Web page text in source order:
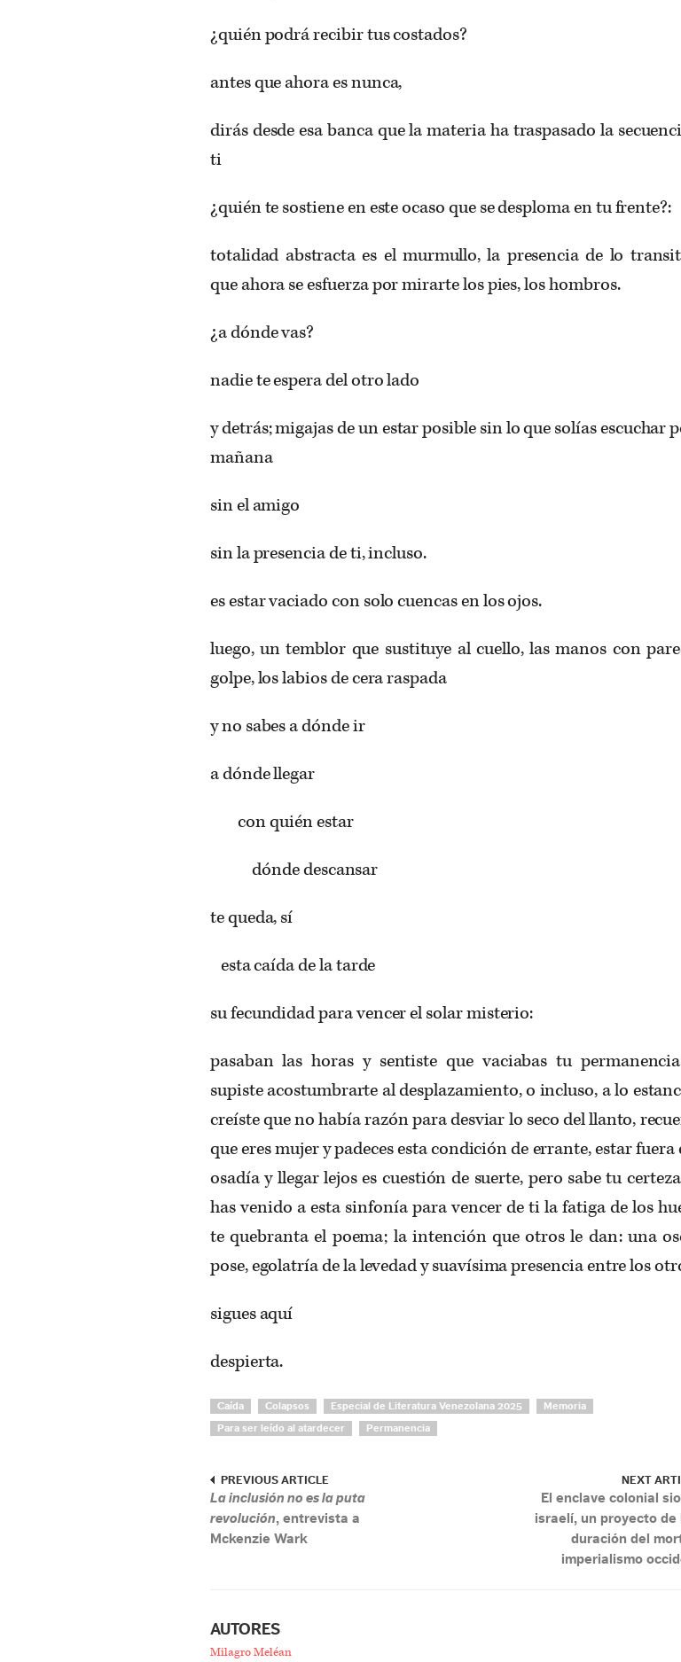
¿quién podrá recibir tus costados?
antes que ahora es nunca,
dirás desde esa banca que la materia ha traspasado la
ti
¿quién te sostiene en este ocaso que se desploma en tu frente?:
totalidad abstracta es el murmullo, la presencia de lo
que ahora se esfuerza por mirarte los pies, los hombros.
¿a dónde vas?
nadie te espera del otro lado
y detrás; migajas de un estar posible sin lo que solías escuchar
mañana
sin el amigo
sin la presencia de ti, incluso.
es estar vaciado con solo cuencas en los ojos.
luego, un temblor que sustituye al cuello, las manos con
golpe, los labios de cera raspada
y no sabes a dónde ir
a dónde llegar
con quién estar
dónde descansar
te queda, sí
esta caída de la tarde
su fecundidad para vencer el solar misterio:
pasaban las horas y sentiste que vaciabas tu
supiste acostumbrarte al desplazamiento, o incluso, a lo
creíste que no había razón para desviar lo seco del llanto,
que eres mujer y padeces esta condición de errante, estar fuera
osadía y llegar lejos es cuestión de suerte, pero sabe tu
has venido a esta sinfonía para vencer de ti la fatiga de los
te quebranta el poema; la intención que otros le dan: una
pose, egolatría de la levedad y suavísima presencia entre los
sigues aquí
despierta.
Caída Colapsos Especial de Literatura Venezolana 2025 Memoria
Para ser leído al atardecer Permanencia
PREVIOUS ARTICLE
La inclusión no es la puta
revolución, entrevista a
Mckenzie Wark
NEXT
El enclave colonial
israelí, un proyecto de
duración del
imperialismo
AUTORES
Milagro Meléan